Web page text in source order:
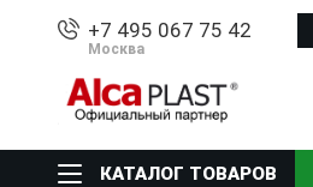
+7 495 067 75 42
Москва
КАТАЛОГ ТОВАРОВ